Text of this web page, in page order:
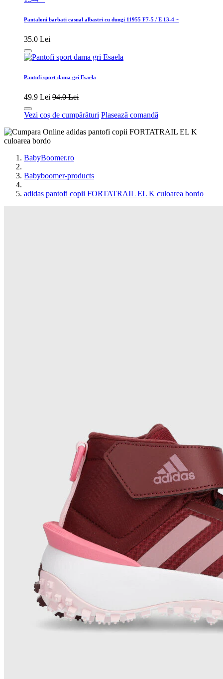
Pantaloni barbati casual albastri cu dungi 11955 F7-5 / E 13-4 ~
35.0 Lei
Pantofi sport dama gri Esaela
49.9 Lei 94.0 Lei
Vezi coș de cumpărături Plasează comandă
BabyBoomer.ro
Babyboomer-products
adidas pantofi copii FORTATRAIL EL K culoarea bordo